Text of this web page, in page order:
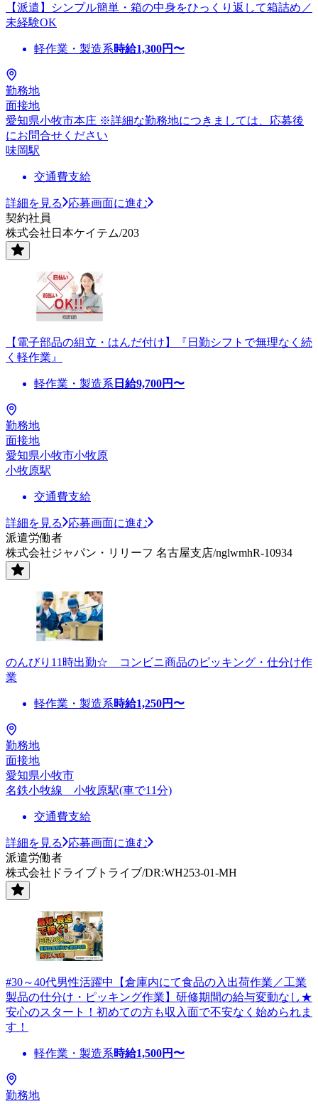
【派遣】シンプル簡単・箱の中身をひっくり返して箱詰め／
未経験OK
軽作業・製造系時給1,300円〜
勤務地
面接地
愛知県小牧市本庄 ※詳細な勤務地につきましては、応募後
にお問合せください
味岡駅
交通費支給
詳細を見る
応募画面に進む
契約社員
株式会社日本ケイテム/203
【電子部品の組立・はんだ付け】『日勤シフトで無理なく続
く軽作業』
軽作業・製造系 日給9,700円〜
勤務地
面接地
愛知県小牧市小牧原
小牧原駅
交通費支給
詳細を見る
応募画面に進む
派遣労働者
株式会社ジャパン・リリーフ 名古屋支店/nglwmhR-10934
のんびり11時出勤☆ コンビニ商品のピッキング・仕分け作
業
軽作業・製造系時給1,250円〜
勤務地
面接地
愛知県小牧市
名鉄小牧線 小牧原駅(車で11分)
交通費支給
詳細を見る
応募画面に進む
派遣労働者
株式会社ドライブトライブ/DR:WH253-01-MH
#30～40代男性活躍中【倉庫内にて食品の入出荷作業／工業
製品の仕分け・ピッキング作業】研修期間の給与変動なし★
安心のスタート！初めての方も収入面で不安なく始められま
す！
軽作業・製造系時給1,500円〜
勤務地